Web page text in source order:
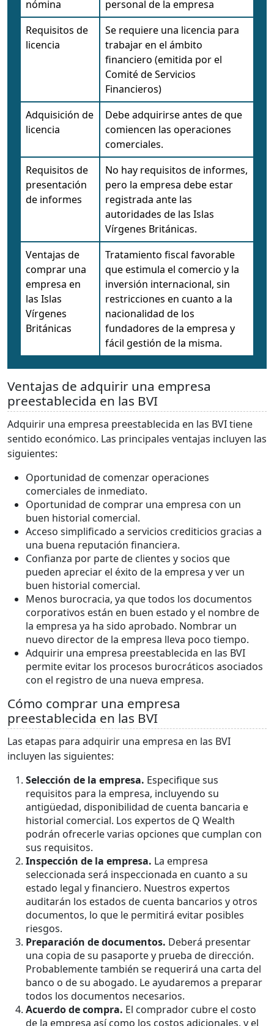
nómina
personal de la empresa
Requisitos de
licencia
Se requiere una licencia para
trabajar en el ámbito
financiero (emitida por el
Comité de Servicios
Financieros)
Adquisición de
licencia
Debe adquirirse antes de que
comiencen las operaciones
comerciales.
Requisitos de
presentación
de informes
No hay requisitos de informes,
pero la empresa debe estar
registrada ante las
autoridades de las Islas
Vírgenes Británicas.
Ventajas de
comprar una
empresa en
las Islas
Vírgenes
Británicas
Tratamiento fiscal favorable
que estimula el comercio y la
inversión internacional, sin
restricciones en cuanto a la
nacionalidad de los
fundadores de la empresa y
fácil gestión de la misma.
Ventajas de adquirir una empresa
preestablecida en las BVI
Adquirir una empresa preestablecida en las BVI tiene
sentido económico. Las principales ventajas incluyen las
siguientes:
Oportunidad de comenzar operaciones
comerciales de inmediato.
Oportunidad de comprar una empresa con un
buen historial comercial.
Acceso simplificado a servicios crediticios gracias a
una buena reputación financiera.
Confianza por parte de clientes y socios que
pueden apreciar el éxito de la empresa y ver un
buen historial comercial.
Menos burocracia, ya que todos los documentos
corporativos están en buen estado y el nombre de
la empresa ya ha sido aprobado. Nombrar un
nuevo director de la empresa lleva poco tiempo.
Adquirir una empresa preestablecida en las BVI
permite evitar los procesos burocráticos asociados
con el registro de una nueva empresa.
Cómo comprar una empresa
preestablecida en las BVI
Las etapas para adquirir una empresa en las BVI
incluyen las siguientes:
Selección de la empresa. Especifique sus
requisitos para la empresa, incluyendo su
antigüedad, disponibilidad de cuenta bancaria e
historial comercial. Los expertos de Q Wealth
podrán ofrecerle varias opciones que cumplan con
sus requisitos.
Inspección de la empresa. La empresa
seleccionada será inspeccionada en cuanto a su
estado legal y financiero. Nuestros expertos
auditarán los estados de cuenta bancarios y otros
documentos, lo que le permitirá evitar posibles
riesgos.
Preparación de documentos. Deberá presentar
una copia de su pasaporte y prueba de dirección.
Probablemente también se requerirá una carta del
banco o de su abogado. Le ayudaremos a preparar
todos los documentos necesarios.
Acuerdo de compra. El comprador cubre el costo
de la empresa así como los costos adicionales, y el